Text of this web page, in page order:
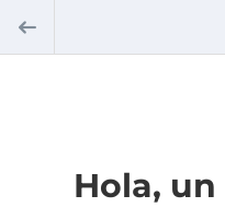
Hola,